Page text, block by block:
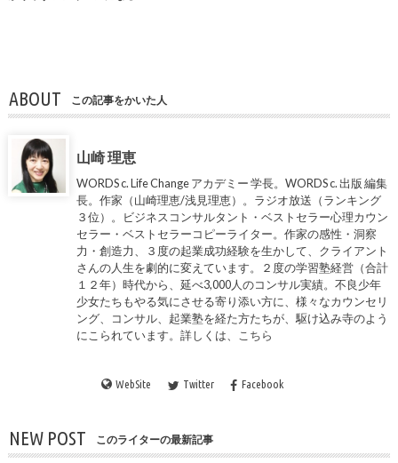
ABOUT この記事をかいた人
山崎 理恵
WORDS c. Life Change アカデミー 学長。WORDS c. 出版 編集
長。作家（山崎理恵/浅見理恵）。ラジオ放送（ランキング
３位）。ビジネスコンサルタント・ベストセラー心理カウン
セラー・ベストセラーコピーライター。作家の感性・洞察
力・創造力、３度の起業成功経験を生かして、クライアント
さんの人生を劇的に変えています。２度の学習塾経営（合計
１２年）時代から、延べ3,000人のコンサル実績。不良少年
少女たちもやる気にさせる寄り添い方に、様々なカウンセリ
ング、コンサル、起業塾を経た方たちが、駆け込み寺のよう
にこられています。詳しくは、 こちら
WebSite Twitter Facebook
NEW POST このライターの最新記事